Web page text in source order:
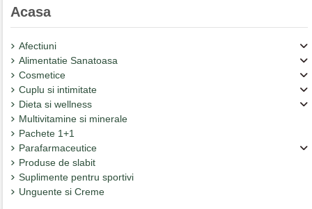
Acasa
Afectiuni
Alimentatie Sanatoasa
Cosmetice
Cuplu si intimitate
Dieta si wellness
Multivitamine si minerale
Pachete 1+1
Parafarmaceutice
Produse de slabit
Suplimente pentru sportivi
Unguente si Creme